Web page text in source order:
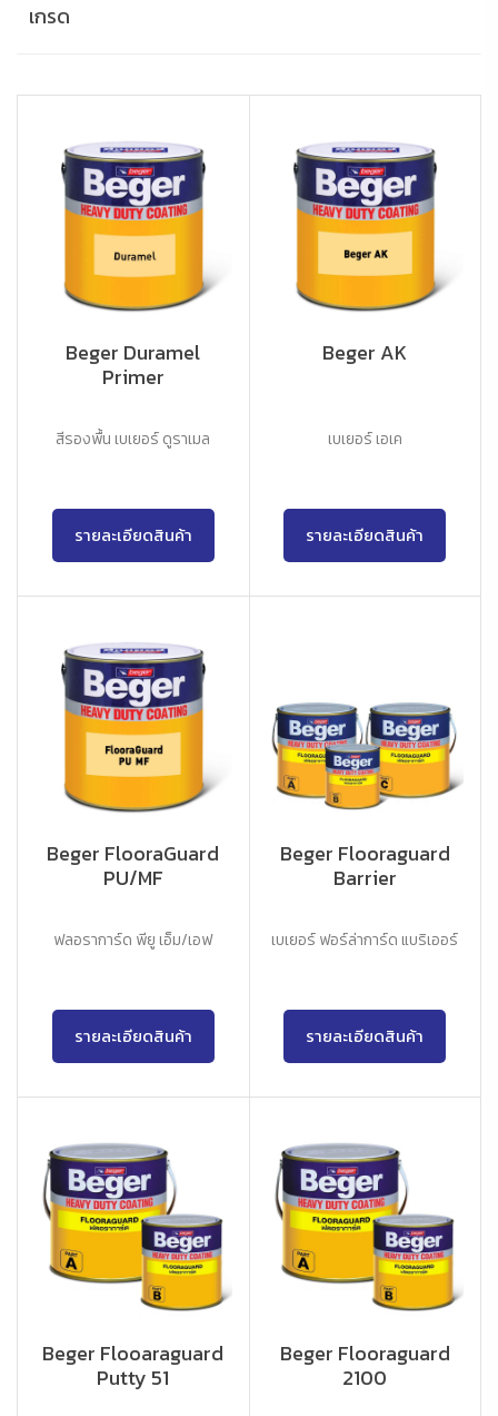
เกรด
Beger Duramel
Primer
สีรองพื้น เบเยอร์ ดูราเมล
รายละเอียดสินค้า
Beger AK
เบเยอร์ เอเค
รายละเอียดสินค้า
Beger FlooraGuard
PU/MF
ฟลอราการ์ด พียู เอ็ม/เอฟ
รายละเอียดสินค้า
Beger Flooraguard
Barrier
เบเยอร์ ฟอร์ล่าการ์ด แบริเออร์
รายละเอียดสินค้า
Beger Flooaraguard
Putty 51
Beger Flooraguard
2100